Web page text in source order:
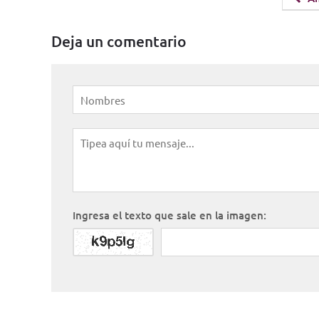
Deja un comentario
Ingresa el texto que sale en la imagen: